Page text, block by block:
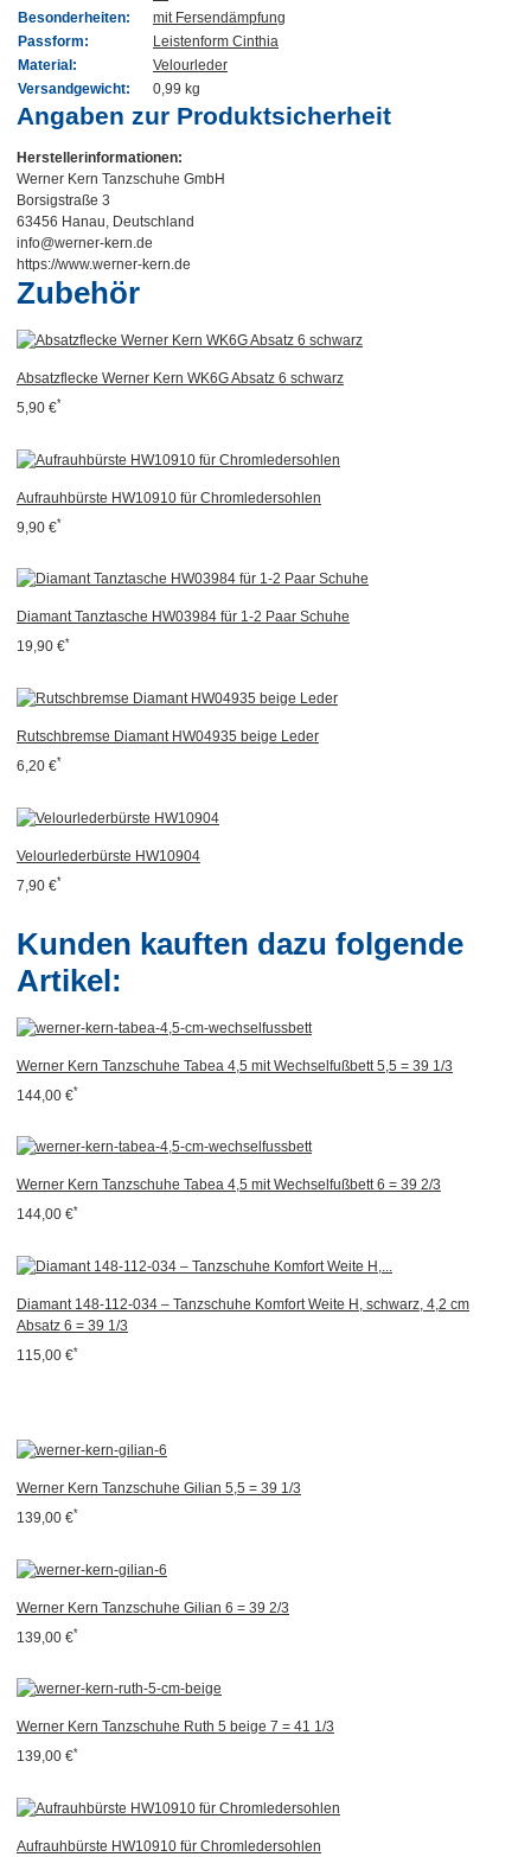
Besonderheiten:
mit Fersendämpfung
Passform:
Leistenform Cinthia
Material:
Velourleder
Versandgewicht:
0,99 kg
Angaben zur Produktsicherheit
Herstellerinformationen:
Werner Kern Tanzschuhe GmbH
Borsigstraße 3
63456 Hanau, Deutschland
info@werner-kern.de
https://www.werner-kern.de
Zubehör
Absatzflecke Werner Kern WK6G Absatz 6 schwarz
5,90 €*
Aufrauhbürste HW10910 für Chromledersohlen
9,90 €*
Diamant Tanztasche HW03984 für 1-2 Paar Schuhe
19,90 €*
Rutschbremse Diamant HW04935 beige Leder
6,20 €*
Velourlederbürste HW10904
7,90 €*
Kunden kauften dazu folgende
Artikel:
Werner Kern Tanzschuhe Tabea 4,5 mit Wechselfußbett 5,5 = 39 1/3
144,00 €*
Werner Kern Tanzschuhe Tabea 4,5 mit Wechselfußbett 6 = 39 2/3
144,00 €*
Diamant 148-112-034 – Tanzschuhe Komfort Weite H, schwarz, 4,2 cm
Absatz 6 = 39 1/3
115,00 €*
Werner Kern Tanzschuhe Gilian 5,5 = 39 1/3
139,00 €*
Werner Kern Tanzschuhe Gilian 6 = 39 2/3
139,00 €*
Werner Kern Tanzschuhe Ruth 5 beige 7 = 41 1/3
139,00 €*
Aufrauhbürste HW10910 für Chromledersohlen